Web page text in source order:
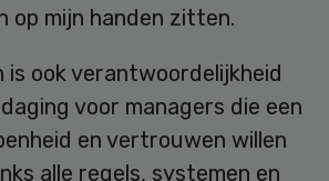
op mijn handen zitten.
is ook verantwoordelijkheid
voor managers die een
en vertrouwen willen
alle regels, systemen en